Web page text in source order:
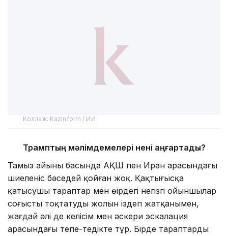
Коллаж: Kazinform / ИИ
Трамптың мәлімдемелері нені аңғартады?
Тамыз айының басында АҚШ пен Иран арасындағы
шиеленіс бәсеңдей қойған жоқ. Қақтығысқа
қатысушы тараптар мен өңірдегі негізгі ойыншылар
соғысты тоқтатудың жолын іздеп жатқанымен,
жағдай әлі де келісім мен әскери эскалация
арасындағы тепе-теңдікте тұр. Бірде тараптардың